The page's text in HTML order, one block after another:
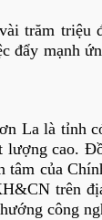
trăm triệu
đẩy mạnh
La là tỉnh
lượng cao.
của
trên
công